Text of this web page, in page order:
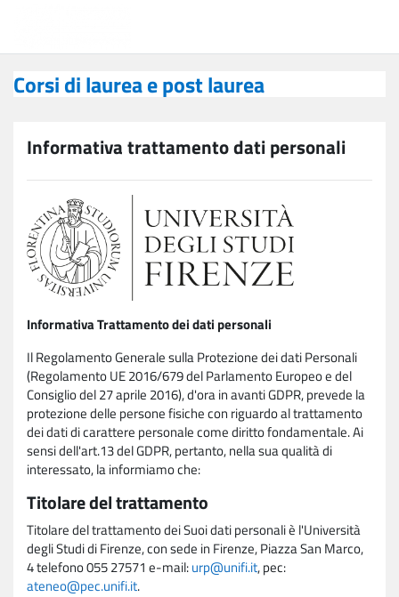
Corsi di laurea e post laurea
Informativa trattamento dati personali
Informativa Trattamento dei dati personali
Il Regolamento Generale sulla Protezione dei dati Personali
(Regolamento UE 2016/679 del Parlamento Europeo e del
Consiglio del 27 aprile 2016), d'ora in avanti GDPR, prevede la
protezione delle persone fisiche con riguardo al trattamento
dei dati di carattere personale come diritto fondamentale. Ai
sensi dell'art.13 del GDPR, pertanto, nella sua qualità di
interessato, la informiamo che:
Titolare del trattamento
Titolare del trattamento dei Suoi dati personali è l'Università
degli Studi di Firenze, con sede in Firenze, Piazza San Marco,
4 telefono 055 27571 e-mail:urp@unifi.it, pec:
ateneo@pec.unifi.it.